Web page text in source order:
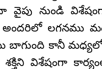
వైపు నుండి
అందరిలో లగనము
కానీ మధ్యలో
విశేషంగా